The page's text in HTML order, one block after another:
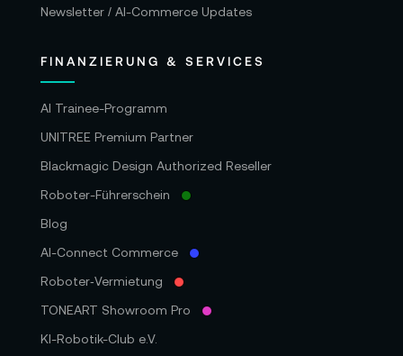
Newsletter / AI-Commerce Updates
FINANZIERUNG & SERVICES
AI Trainee-Programm
UNITREE Premium Partner
Blackmagic Design Authorized Reseller
Roboter-Führerschein
Blog
AI-Connect Commerce
Roboter‑Vermietung
TONEART Showroom Pro
KI-Robotik-Club e.V.